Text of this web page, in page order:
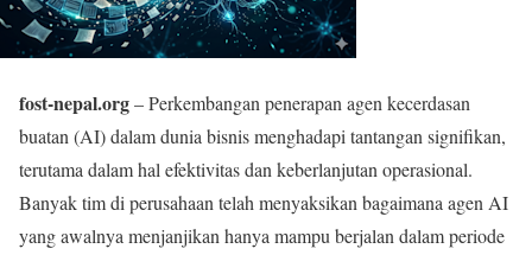
fost-nepal.org– Perkembangan penerapan agen kecerdasan
buatan (AI) dalam dunia bisnis menghadapi tantangan signifikan,
terutama dalam hal efektivitas dan keberlanjutan operasional.
Banyak tim di perusahaan telah menyaksikan bagaimana agen AI
yang awalnya menjanjikan hanya mampu berjalan dalam periode